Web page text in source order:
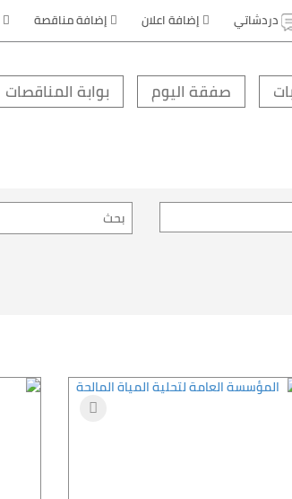
دردشاتي إضافة اعلان إضافة مناقصة
صفقة اليوم بوابة المناقصات